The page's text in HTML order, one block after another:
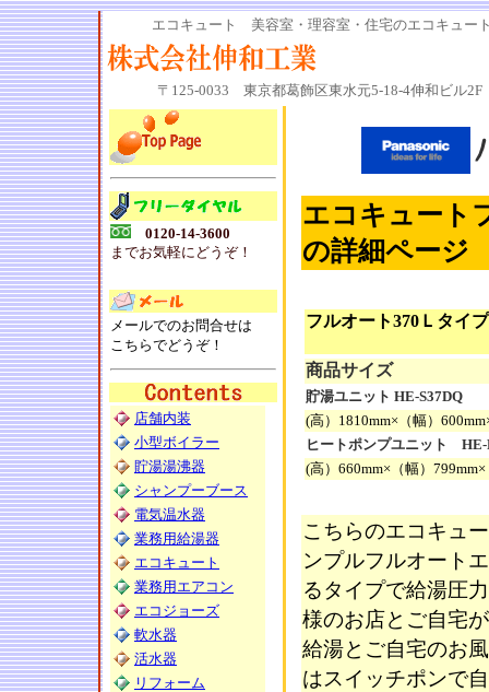
エコキュート 美容室・理容室・住宅のエコキュー
〒125-0033 東京都葛飾区東水元5-18-4伸和ビル
0120-14-3600
までお気軽にどうぞ！
メールでのお問合せは
こちらでどうぞ！
店舗内装
小型ボイラー
貯湯湯沸器
シャンプーブース
電気温水器
業務用給湯器
エコキュート
業務用エアコン
エコジョーズ
軟水器
活水器
リフォーム
エコキュート
の詳細ページ
フルオート370Ｌタイプ
商品サイズ
貯湯ユニット HE-S37DQ
(高）1810mm×（幅）
ヒートポンプユニット HE-
(高）660mm×（幅）
こちらのエコキュ
ンプルフルオート
るタイプで給湯圧
様のお店とご自宅
給湯とご自宅のお
はスイッチポンで